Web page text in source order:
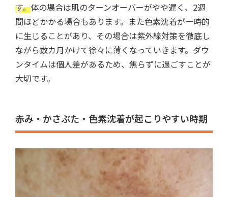
す。体の場合は肌のターンオーバーがやや遅く、2週
間ほどかかる場合もあります。また色素沈着が一時的
に生じることがあり、その場合は紫外線対策を徹底し
ながら数カ月かけて徐々に薄くなっていきます。ダウ
ンタイムは個人差があるため、焦らずに過ごすことが
大切です。
赤み・かさぶた・色素沈着が起こりやすい時期